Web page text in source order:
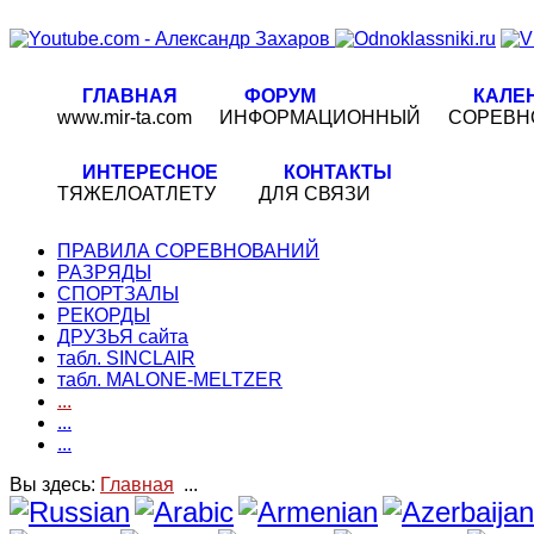
ГЛАВНАЯ
www.mir-ta.com
ФОРУМ
ИНФОРМАЦИОННЫЙ
ИНТЕРЕСНОЕ
ТЯЖЕЛОАТЛЕТУ
КОНТАКТЫ
ДЛЯ СВЯЗИ
ПРАВИЛА СОРЕВНОВАНИЙ
РАЗРЯДЫ
СПОРТЗАЛЫ
РЕКОРДЫ
ДРУЗЬЯ сайта
табл. SINCLAIR
табл. MALONE-MELTZER
...
...
...
Вы здесь: Главная ...